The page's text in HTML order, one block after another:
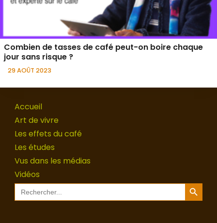
Combien de tasses de café peut-on boire chaque
jour sans risque ?
29 AOÛT 2023
Accueil
Art de vivre
Les effets du café
Les études
Vus dans les médias
Vidéos
Search
for:
Search Button